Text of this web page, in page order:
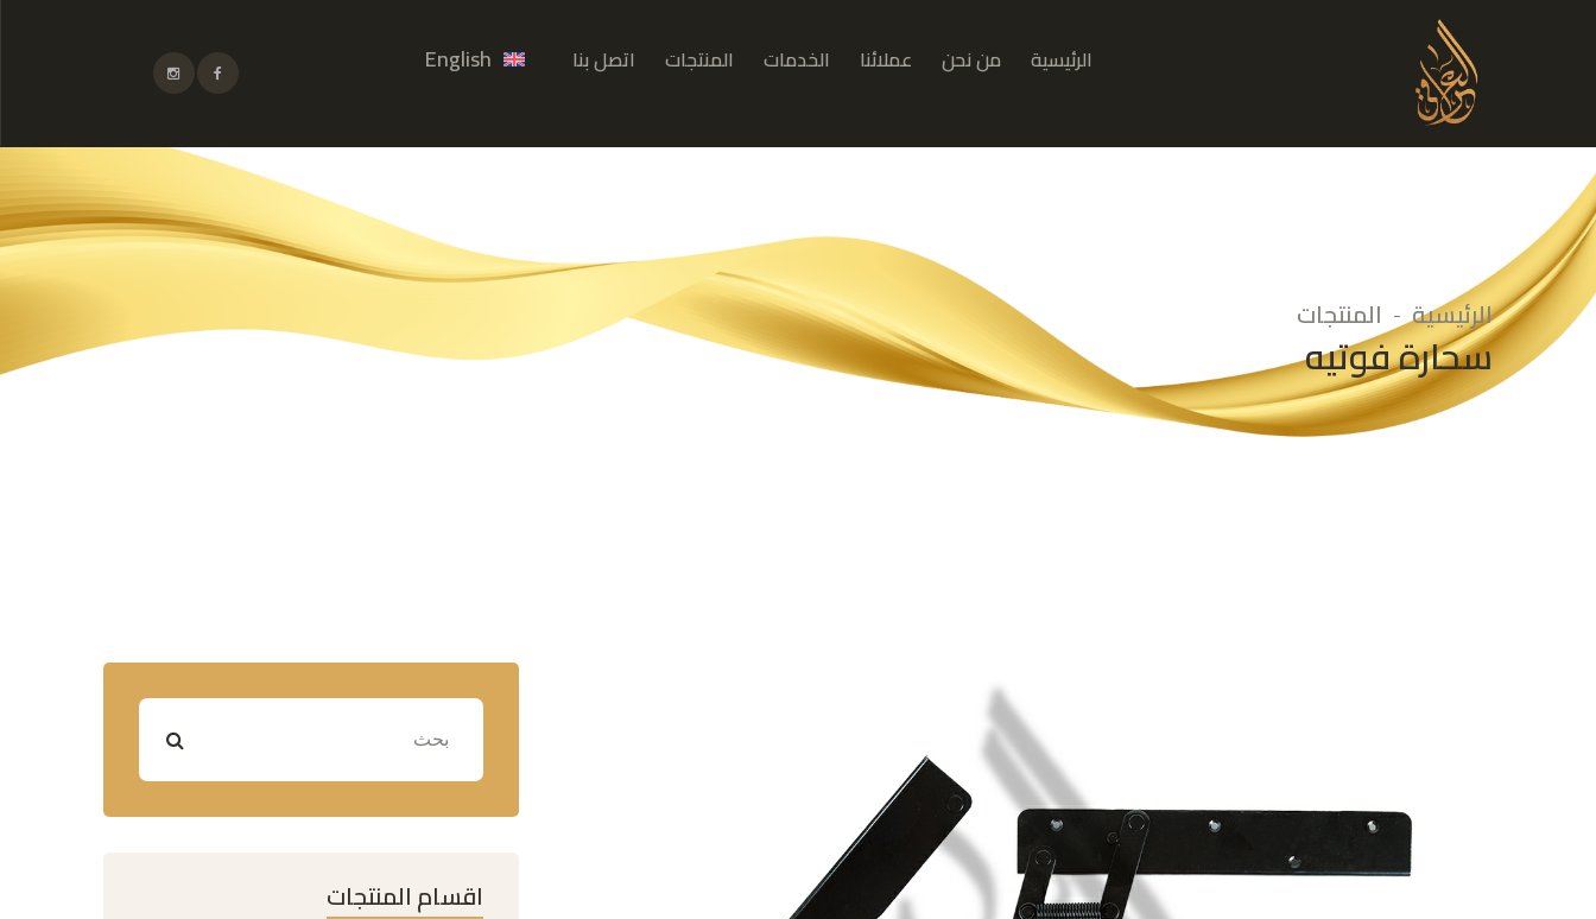
الرئيسية من نحن عملائنا الخدمات المنتجات اتصل بنا English
الرئيسية المنتجات
سحارة فوتيه
اقسام المنتجات